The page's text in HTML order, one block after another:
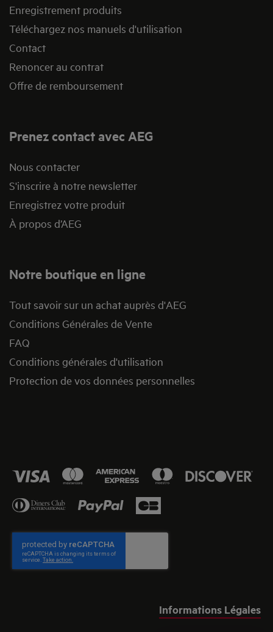
Enregistrement produits
Téléchargez nos manuels d'utilisation
Contact
Renoncer au contrat
Offre de remboursement
Prenez contact avec AEG
Nous contacter
S'inscrire à notre newsletter
Enregistrez votre produit
À propos d’AEG
Notre boutique en ligne
Tout savoir sur un achat auprès d'AEG
Conditions Générales de Vente
FAQ
Conditions générales d'utilisation
Protection de vos données personnelles
Informations Légales